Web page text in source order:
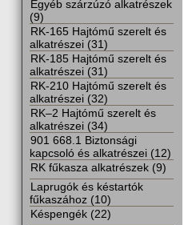
Egyéb szárzúzó alkatrészek
(9)
RK-165 Hajtómű szerelt és
alkatrészei (31)
RK-185 Hajtómű szerelt és
alkatrészei (31)
RK-210 Hajtómű szerelt és
alkatrészei (32)
RK–2 Hajtómű szerelt és
alkatrészei (34)
901 668.1 Biztonsági
kapcsoló és alkatrészei (12)
RK fűkasza alkatrészek (9)
Laprugók és késtartók
fűkaszához (10)
Késpengék (22)